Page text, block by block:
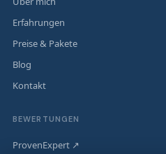
Erfahrungen
Preise & Pakete
Blog
Kontakt
BEWERTUNGEN
ProvenExpert ↗